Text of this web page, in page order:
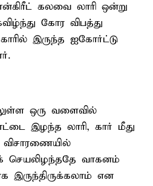
கலவை லாரி ஒன்று
கோர விபத்து
இருந்த ஐகோர்ட்டு
ஒரு வளைவில்
இழந்த லாரி, கார் மீது
செயலிழந்ததே வாகனம்
இருந்திருக்கலாம் என